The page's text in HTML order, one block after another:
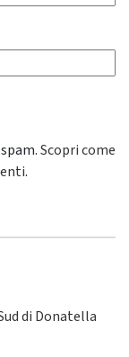
Scopri come
.
di Donatella